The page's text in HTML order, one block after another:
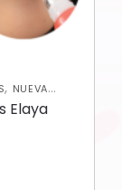
, NUEVA
Elaya